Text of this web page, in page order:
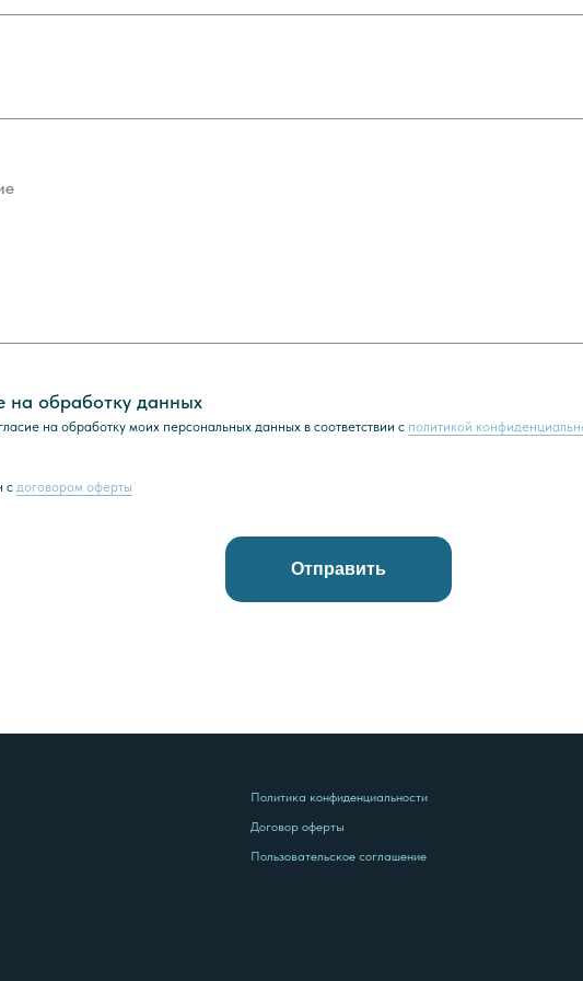
на обработку данных
на обработку моих персональных данных в соответствии с политикой
с договором оферты
Отправить
Договор оферты
Пользовательское соглашение
Политика конфиденциальности